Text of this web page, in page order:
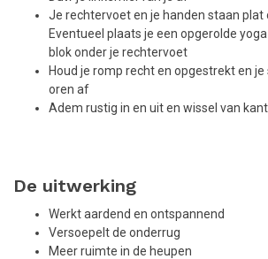
Je rechtervoet en je handen staan plat
Eventueel plaats je een opgerolde
blok onder je rechtervoet
Houd je romp recht en opgestrekt en
oren af
Adem rustig in en uit en wissel van kant
De uitwerking
Werkt aardend en ontspannend
Versoepelt de onderrug
Meer ruimte in de heupen